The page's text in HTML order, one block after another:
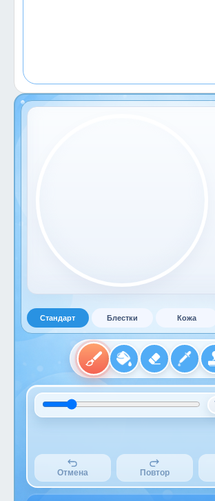
Стандарт Блестки Кожа
Отмена Повтор